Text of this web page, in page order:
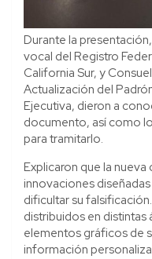
Durante la
vocal del Registro
California Sur, y
Actualización del
Ejecutiva, dieron a
documento, así como
para tramitarlo.
Explicaron que la
innovaciones
dificultar su
distribuidos en
elementos gráficos de
información